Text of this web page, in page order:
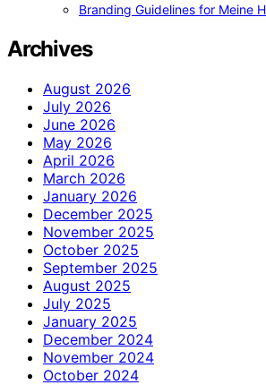
Branding Guidelines for Meine
Archives
August 2026
July 2026
June 2026
May 2026
April 2026
March 2026
January 2026
December 2025
November 2025
October 2025
September 2025
August 2025
July 2025
January 2025
December 2024
November 2024
October 2024